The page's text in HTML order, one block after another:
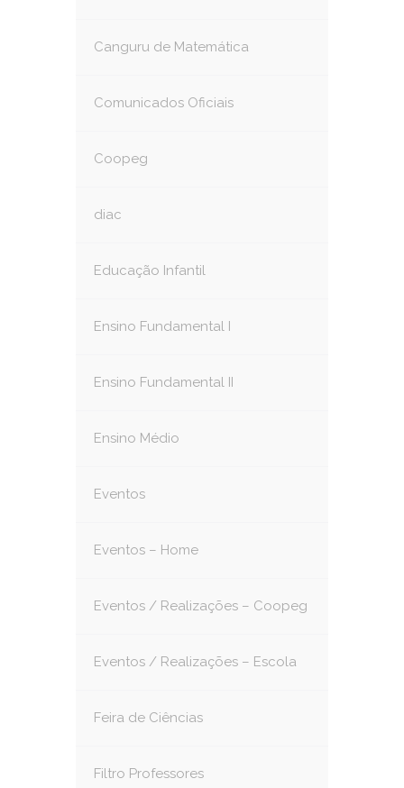
Canguru de Matemática
Comunicados Oficiais
Coopeg
diac
Educação Infantil
Ensino Fundamental I
Ensino Fundamental II
Ensino Médio
Eventos
Eventos – Home
Eventos / Realizações – Coopeg
Eventos / Realizações – Escola
Feira de Ciências
Filtro Professores